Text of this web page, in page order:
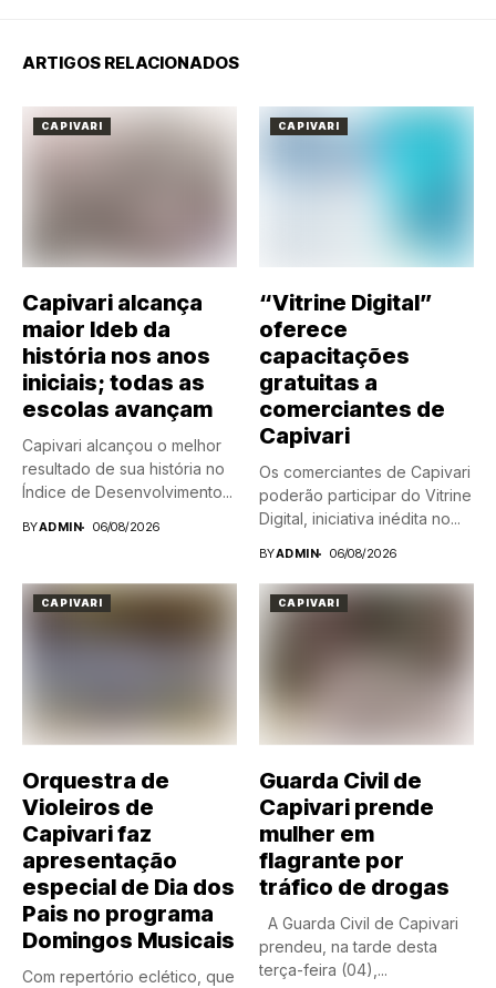
ARTIGOS RELACIONADOS
CAPIVARI
Capivari alcança
maior Ideb da
história nos anos
iniciais; todas as
escolas avançam
Capivari alcançou o melhor
resultado de sua história no
Índice de Desenvolvimento...
BYADMIN 06/08/2026
CAPIVARI
“Vitrine Digital”
oferece
capacitações
gratuitas a
comerciantes de
Capivari
Os comerciantes de Capivari
poderão participar do Vitrine
Digital, iniciativa inédita no...
BYADMIN 06/08/2026
CAPIVARI
Orquestra de
Violeiros de
Capivari faz
apresentação
especial de Dia dos
Pais no programa
Domingos Musicais
Com repertório eclético, que
CAPIVARI
Guarda Civil de
Capivari prende
mulher em
flagrante por
tráfico de drogas
A Guarda Civil de Capivari
prendeu, na tarde desta
terça-feira (04),...